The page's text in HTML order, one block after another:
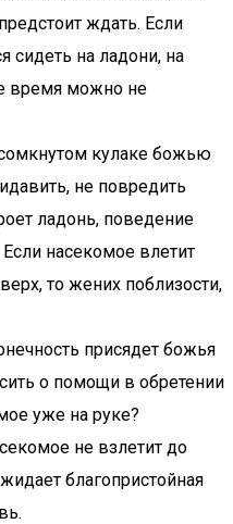
ждать. Если
сидеть на ладони, на
время можно не
кулаке божью
не повредить
ладонь, поведение
насекомое влетит
то жених поблизости,
присядет божья
о помощи в обретении
уже на руке?
не взлетит до
благопристойная